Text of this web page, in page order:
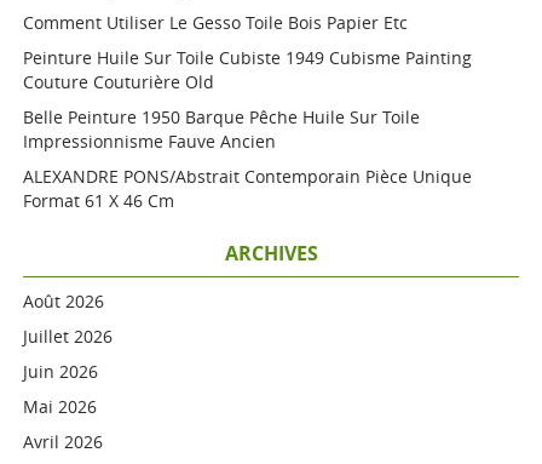
Comment Utiliser Le Gesso Toile Bois Papier Etc
Peinture Huile Sur Toile Cubiste 1949 Cubisme Painting
Couture Couturière Old
Belle Peinture 1950 Barque Pêche Huile Sur Toile
Impressionnisme Fauve Ancien
ALEXANDRE PONS/Abstrait Contemporain Pièce Unique
Format 61 X 46 Cm
ARCHIVES
Août 2026
Juillet 2026
Juin 2026
Mai 2026
Avril 2026